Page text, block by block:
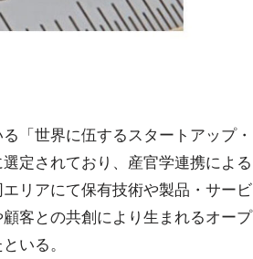
「世界に伍するスタートアップ・
定されており、産官学連携による
リアにて保有技術や製品・サービ
客との共創により生まれるオープ
いる。